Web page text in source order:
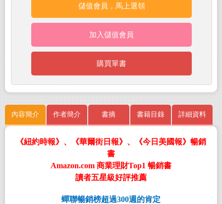
儲值會員，馬上選領
加入儲值會員
購買單書
內容簡介 作者簡介 書摘 書籍目錄 詳細資料
《紐約時報》、《華爾街日報》、《今日美國報》暢銷
書
Amazon.com 商業理財Top1 暢銷書
讀者五星級好評推薦
蟬聯暢銷榜超過300週的肯定